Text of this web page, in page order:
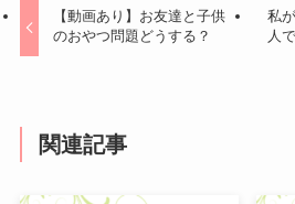
【動画あり】お友達と子供
のおやつ問題どうする？
私
人
関連記事